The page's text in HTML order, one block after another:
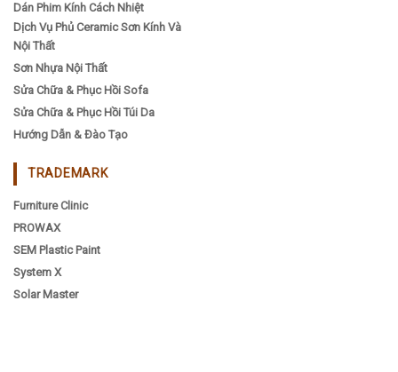
Dán Phim Kính Cách Nhiệt
Dịch Vụ Phủ Ceramic Sơn Kính Và
Nội Thất
Sơn Nhựa Nội Thất
Sửa Chữa & Phục Hồi Sofa
Sửa Chữa & Phục Hồi Túi Da
Hướng Dẫn & Đào Tạo
TRADEMARK
Furniture Clinic
PROWAX
SEM Plastic Paint
System X
Solar Master